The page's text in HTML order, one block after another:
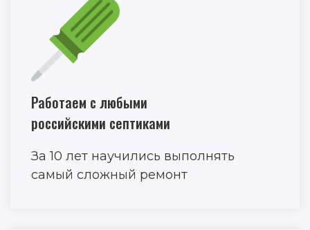
Работаем с любыми
российскими септиками
За 10 лет научились выполнять
самый сложный ремонт